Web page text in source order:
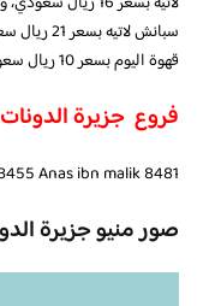
سبانش لاتيه بسعر 21 ريال سعودي، وتحتوي على 130 سعرة حرارية
قهوة اليوم بسعر 10 ريال سعودي، وتحتوي على 12 سعرة حرارية
فروع جزيرة الدونات
8481 Faris square, RRMC3455، 3455 Anas ibn malik, الرياض 13522
صور منيو جزيرة